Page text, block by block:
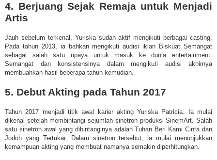
4. Berjuang Sejak Remaja untuk Menjadi
Artis
Jauh sebelum terkenal, Yuriska sudah aktif mengikuti berbagai casting.
Pada tahun 2013, ia bahkan mengikuti audisi iklan Biskuat Semangat
sebagai salah satu upaya untuk masuk ke dunia entertainment.
Semangat dan konsistensinya dalam mengikuti audisi akhirnya
membuahkan hasil beberapa tahun kemudian.
5. Debut Akting pada Tahun 2017
Tahun 2017 menjadi titik awal karier akting Yuriska Patricia. Ia mulai
dikenal setelah membintangi sejumlah sinetron produksi SinemArt. Salah
satu sinetron awal yang dibintanginya adalah Tuhan Beri Kami Cinta dan
Jodoh yang Tertukar. Dalam sinetron tersebut, ia mulai menunjukkan
kemampuan akting yang membuat namanya semakin diperhitungkan.